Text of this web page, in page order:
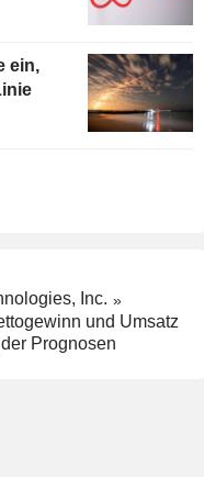
ein,
Inc.
und Umsatz
Prognosen